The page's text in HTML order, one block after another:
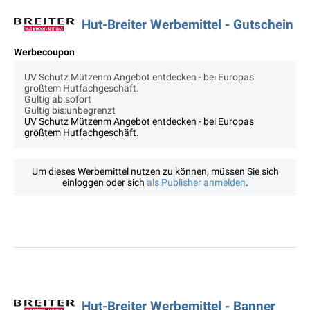
Hut-Breiter Werbemittel - Gutschein
Werbecoupon
UV Schutz Mützenm Angebot entdecken - bei Europas
größtem Hutfachgeschäft.
Gültig ab:sofort
Gültig bis:unbegrenzt
UV Schutz Mützenm Angebot entdecken - bei Europas
größtem Hutfachgeschäft.
Um dieses Werbemittel nutzen zu können, müssen Sie sich
einloggen oder sich als Publisher anmelden.
Hut-Breiter Werbemittel - Banner